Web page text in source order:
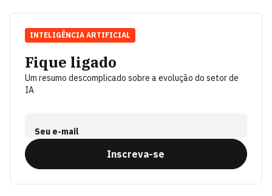
Fique ligado
Um resumo descomplicado sobre a evolução do setor de
IA
Seu e-mail
Inscreva-se
INTELIGÊNCIA ARTIFICIAL